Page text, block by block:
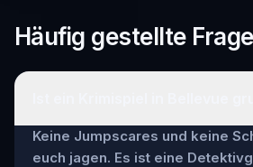
Häufig gestellte
Keine Jumpscares und keine
euch jagen. Es ist eine